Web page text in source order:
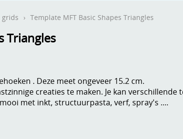
grids › Template MFT Basic Shapes Triangles
Triangles
. Deze meet ongeveer 15.2 cm.
creaties te maken. Je kan
met inkt, structuurpasta, verf, spray's ....